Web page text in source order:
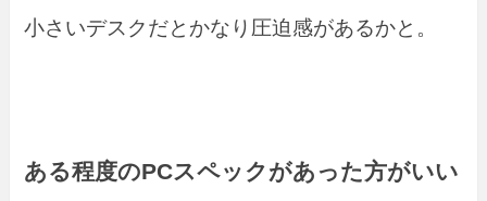
小さいデスクだとかなり圧迫感があるかと。
ある程度のPCスペックがあった方がいい